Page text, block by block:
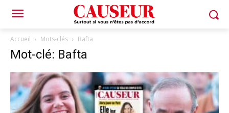
Accueil Mots-clés Bafta
Mot-clé: Bafta